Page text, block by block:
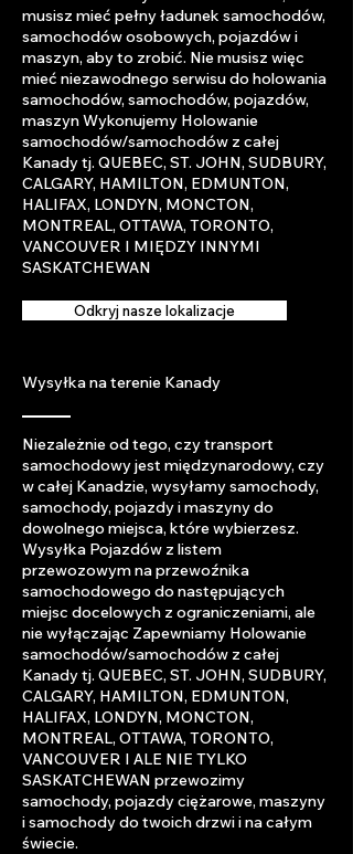
musisz mieć pełny ładunek samochodów,
samochodów osobowych, pojazdów i
maszyn, aby to zrobić. Nie musisz więc
mieć niezawodnego serwisu do holowania
samochodów, samochodów, pojazdów,
maszyn Wykonujemy Holowanie
samochodów/samochodów z całej
Kanady tj. QUEBEC, ST. JOHN, SUDBURY,
CALGARY, HAMILTON, EDMUNTON,
HALIFAX, LONDYN, MONCTON,
MONTREAL, OTTAWA, TORONTO,
VANCOUVER I MIĘDZY INNYMI
SASKATCHEWAN
Odkryj nasze lokalizacje
Wysyłka na terenie Kanady
Niezależnie od tego, czy transport
samochodowy jest międzynarodowy, czy
w całej Kanadzie, wysyłamy samochody,
samochody, pojazdy i maszyny do
dowolnego miejsca, które wybierzesz.
Wysyłka Pojazdów z listem
przewozowym na przewoźnika
samochodowego do następujących
miejsc docelowych z ograniczeniami, ale
nie wyłączając Zapewniamy Holowanie
samochodów/samochodów z całej
Kanady tj. QUEBEC, ST. JOHN, SUDBURY,
CALGARY, HAMILTON, EDMUNTON,
HALIFAX, LONDYN, MONCTON,
MONTREAL, OTTAWA, TORONTO,
VANCOUVER I ALE NIE TYLKO
SASKATCHEWAN przewozimy
samochody, pojazdy ciężarowe, maszyny
i samochody do twoich drzwi i na całym
świecie.